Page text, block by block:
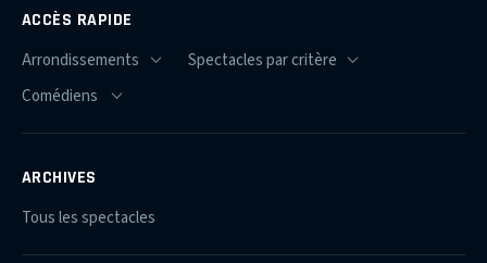
ACCÈS RAPIDE
ARCHIVES
Tous les spectacles